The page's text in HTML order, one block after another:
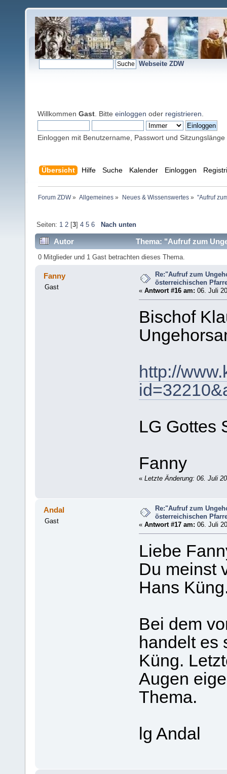
Webseite ZDW
Willkommen Gast . Bitte einloggen oder registrieren
Einloggen mit Benutzername, Passwort und Sitzungslänge
Übersicht Hilfe Suche Kalender Einloggen
Forum ZDW» Allgemeines » Neues & Wissenswertes» "Aufruf
Seiten: 1 2[3] 4 5 6 Nach unten
Autor
Thema: "Aufruf zum
mal)
0 Mitglieder und 1 Gast betrachten dieses Thema.
Fanny
Gast
Re:"Aufruf zum
österreichischen
« Antwort #16 am: 06. Juli
Bischof
http://
LG Gottes
Fanny
« Letzte Änderung: 06. Juli
Andal
Gast
Re:"Aufruf zum
österreichischen
« Antwort #17 am: 06. Juli
Liebe
Du meinst
Hans
Bei dem
handelt es
Küng.
Augen
Thema.
lg Andal